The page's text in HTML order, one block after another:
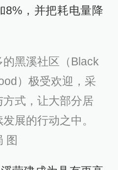
8%，并把耗电量降
黑溪社区（Black
）极受欢迎，采
式，让大部分居
展的行动之中。
图